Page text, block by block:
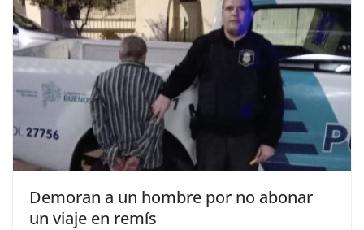
Demoran a un hombre por no abonar
un viaje en remís